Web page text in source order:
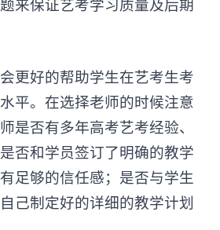
来保证艺考学习质量及后期
好的帮助学生在艺考生考
平。在选择老师的时候注意
是否有多年高考艺考经验、
否和学员签订了明确的教学
足够的信任感；是否与学生
己制定好的详细的教学计划